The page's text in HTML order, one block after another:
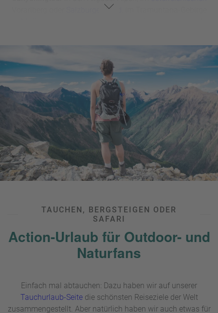
Salzburger Land
spannende Reiseziele für Action im kühlen Nass.
Tendiert man eher zu Abenteuern in luftiger Höhe, dann
kann man auf einemGleitschirmflug(Paragliding) über die
Schweizer Bergseen bei Interlaken, rund um den
französischen Mont Blanc oder entlang der Südküste der
Türkei unsere wunderbare Welt von oben bestaunen.
Ultimative Action im Urlaub verspricht aber auch
einFallschirmsprungbzw. Skydiving – zum Beispiel über
derAlgarvein , der Tropeninsel Mauritius oder der
südafrikanischenMetropole Kapstadt.
TAUCHEN, BERGSTEIGEN ODER
SAFARI
Action-Urlaub für Outdoor- und
Naturfans
Einfach mal abtauchen: Dazu haben wir auf unserer
Tauchurlaub-Seitedie schönsten Reiseziele der Welt
zusammengestellt. Aber natürlich haben wir auch etwas für